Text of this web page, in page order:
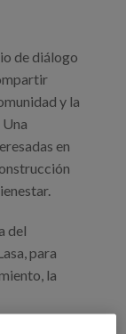
de diálogo
y la
en
del
para
la